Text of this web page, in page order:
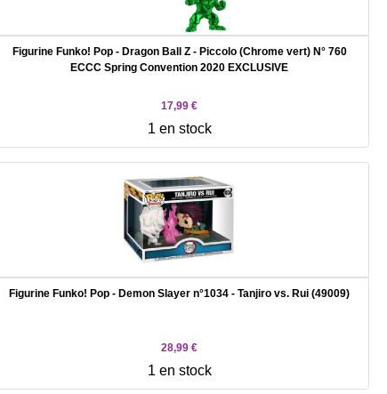
Figurine Funko! Pop - Dragon Ball Z - Piccolo (Chrome vert) N° 760
ECCC Spring Convention 2020 EXCLUSIVE
17,99 €
1 en stock
Figurine Funko! Pop - Demon Slayer n°1034 - Tanjiro vs. Rui (49009)
28,99 €
1 en stock